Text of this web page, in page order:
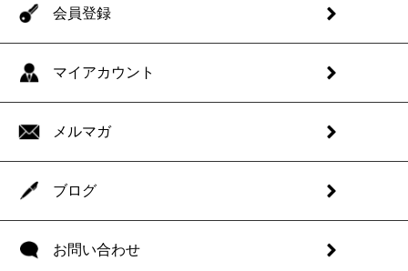
会員登録
マイアカウント
メルマガ
ブログ
お問い合わせ